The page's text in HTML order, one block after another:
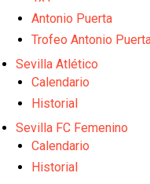
Kochorashvili, seria
Sow muy cerca de
Banquillos
Antonio Puerta
Trofeo Antonio
Sevilla Atlético
Calendario
Historial
Sevilla FC Femenino
Calendario
Historial